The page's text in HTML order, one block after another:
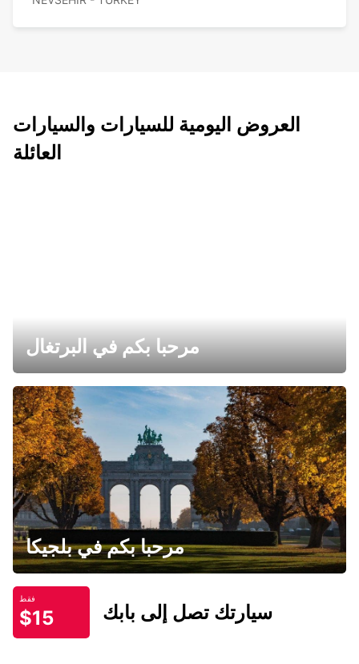
العروض اليومية للسيارات والسيارات
العائلة
مرحبا بكم في البرتغال
مرحبا بكم في بلجيكا
فقط
$15 سيارتك تصل إلى بابك